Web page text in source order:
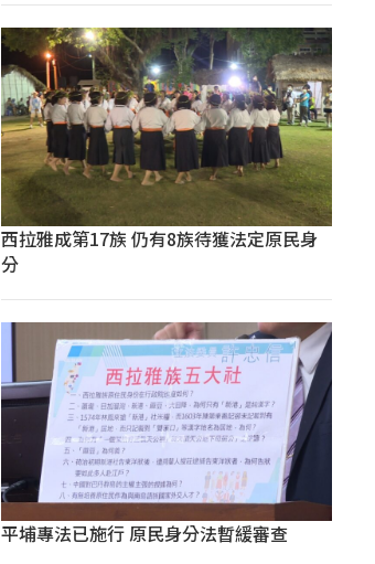
西拉雅成第17族 仍有8族待獲法定原民身
分
平埔專法已施行 原民身分法暫緩審查